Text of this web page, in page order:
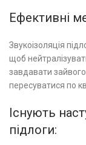
Ефективні
Звукоізоляція
щоб
завдавати
пересуватися по
Існують
підлоги: